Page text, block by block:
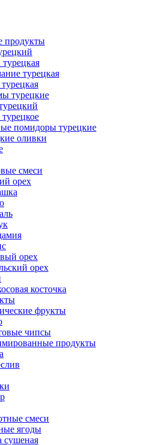
продукты
турецкая
турецкие
помидоры турецкие
оливки
смеси
орех
орех
орех
косточка
фрукты
чипсы
продукты
смеси
ягоды
сушеная